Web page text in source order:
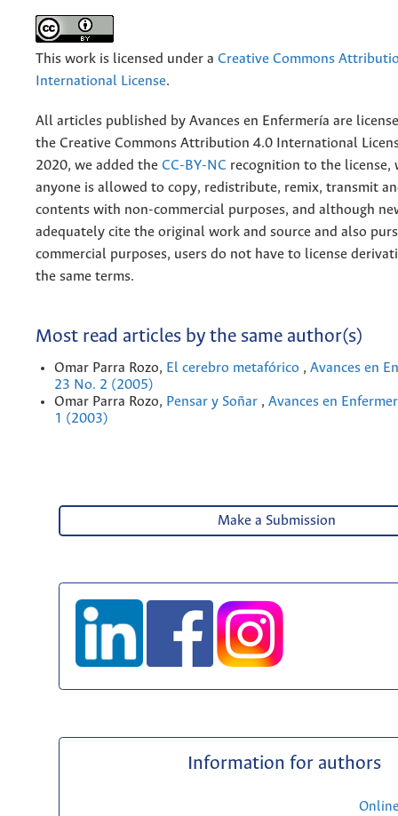
This work is licensed under a Creative Commons
International License.
All articles published by Avances en Enfermería are
the Creative Commons Attribution 4.0 International
2020, we added the CC-BY-NC recognition to the license,
anyone is allowed to copy, redistribute, remix, transmit
contents with non-commercial purposes, and although
adequately cite the original work and source and also
commercial purposes, users do not have to license
the same terms.
Most read articles by the same author(s)
Omar Parra Rozo, El cerebro metafórico , Avances en
23 No. 2 (2005)
Omar Parra Rozo, Pensar y Soñar , Avances en
1 (2003)
Make a Submission
Information for authors